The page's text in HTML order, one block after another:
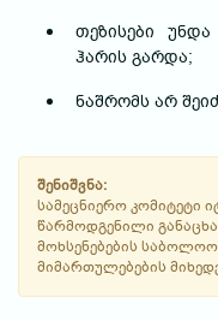
თეზისები
ჰარის გარდა;
ნაშრომს არ
შენიშვნა:
სამეცნიერო კომიტეტი
წარმოდგენილი
მოხსენებების
მიმართულებების